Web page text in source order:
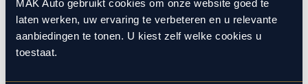
MAK Auto gebruikt cookies om onze website goed te
laten werken, uw ervaring te verbeteren en u relevante
aanbiedingen te tonen. U kiest zelf welke cookies u
toestaat.
verzorgen het onderhoud op hetzelfde niveau als een
merkdealer, met behoud van de fabrieksgarantie. Kom
gerust langs in onze werkplaats voor een APK of een